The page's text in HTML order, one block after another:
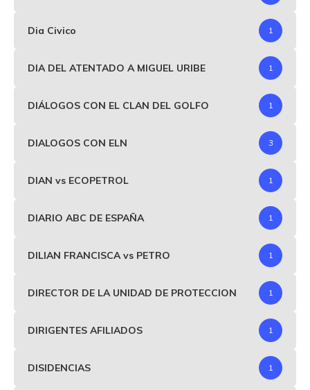
Dia Civico 1
DIA DEL ATENTADO A MIGUEL URIBE 1
DIÁLOGOS CON EL CLAN DEL GOLFO 1
DIALOGOS CON ELN 3
DIAN vs ECOPETROL 1
DIARIO ABC DE ESPAÑA 1
DILIAN FRANCISCA vs PETRO 1
DIRECTOR DE LA UNIDAD DE PROTECCION 1
DIRIGENTES AFILIADOS 1
DISIDENCIAS 1